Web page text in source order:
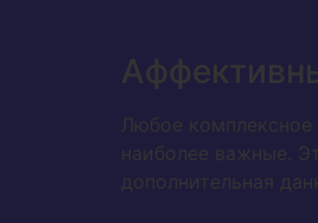
Любое
наиболее важные.
дополнительная